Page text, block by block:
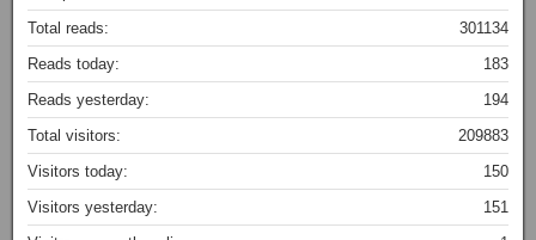
301134
Total reads:
183
Reads today:
194
Reads yesterday:
209883
Total visitors:
150
Visitors today:
151
Visitors yesterday: